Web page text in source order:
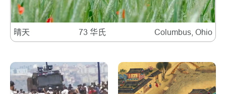
晴天 73 华氏 Columbus, Ohio